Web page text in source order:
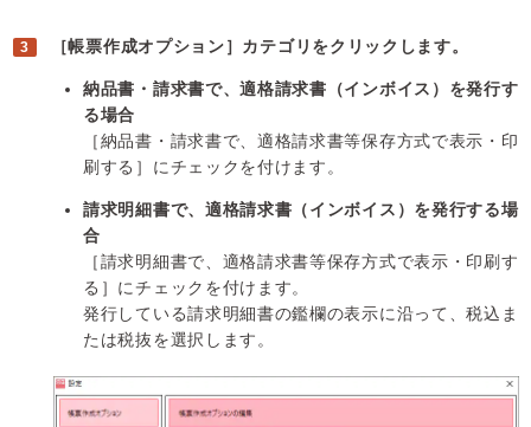
［帳票作成オプション］カテゴリをクリックします。
納品書・請求書で、適格請求書（インボイス）を発行す
る場合
［納品書・請求書で、適格請求書等保存方式で表示・印
刷する］にチェックを付けます。
請求明細書で、適格請求書（インボイス）を発行する場
合
［請求明細書で、適格請求書等保存方式で表示・印刷す
る］にチェックを付けます。
発行している請求明細書の鑑欄の表示に沿って、税込ま
たは税抜を選択します。